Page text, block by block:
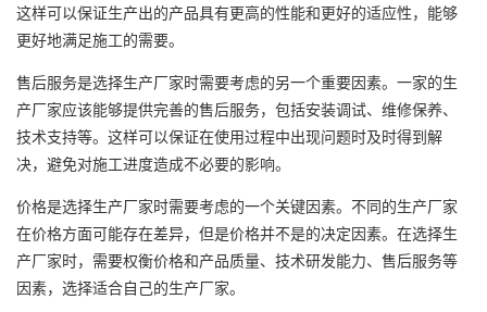
这样可以保证生产出的产品具有更高的性能和更好的适应性，能够
更好地满足施工的需要。
售后服务是选择生产厂家时需要考虑的另一个重要因素。一家的生
产厂家应该能够提供完善的售后服务，包括安装调试、维修保养、
技术支持等。这样可以保证在使用过程中出现问题时及时得到解
决，避免对施工进度造成不必要的影响。
价格是选择生产厂家时需要考虑的一个关键因素。不同的生产厂家
在价格方面可能存在差异，但是价格并不是的决定因素。在选择生
产厂家时，需要权衡价格和产品质量、技术研发能力、售后服务等
因素，选择适合自己的生产厂家。